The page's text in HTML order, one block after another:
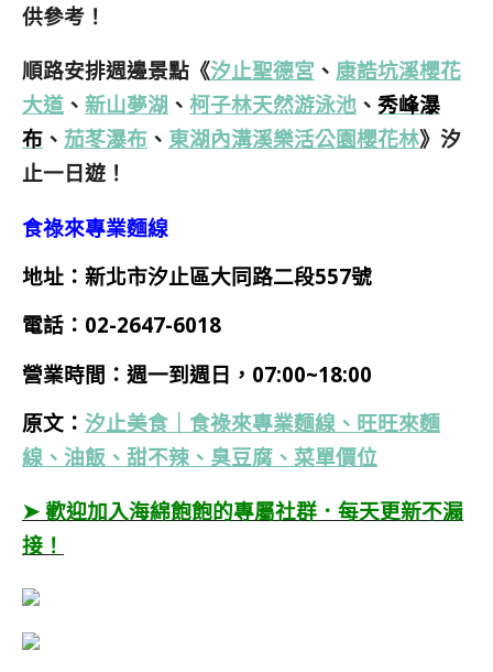
供參考！
順路安排週邊景點《汐止聖德宮 、 康誥坑溪櫻花
大道 、 新山夢湖 、 柯子林天然游泳池 、 秀峰瀑
布 、 茄苳瀑布 、 東湖內溝溪樂活公園櫻花林》汐
止一日遊！
食祿來專業麵線
地址：新北市汐止區大同路二段557號
電話：02-2647-6018
營業時間：週一到週日，07:00~18:00
原文： 汐止美食｜食祿來專業麵線、旺旺來麵
線、油飯、甜不辣、臭豆腐、菜單價位
➤ 歡迎加入海綿飽飽的專屬社群．每天更新不漏
接！